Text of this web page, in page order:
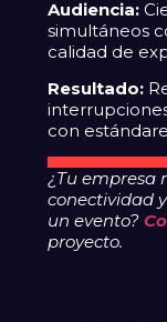
Audiencia:
simultáneos
calidad de
Resultado:
con
¿Tu empresa
conectividad
un evento?
proyecto.